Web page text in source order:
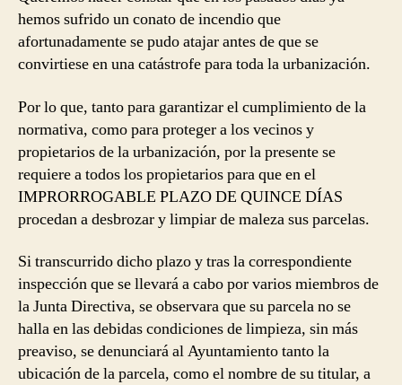
hemos sufrido un conato de incendio que
afortunadamente se pudo atajar antes de que se
convirtiese en una catástrofe para toda la urbanización.
Por lo que, tanto para garantizar el cumplimiento de la
normativa, como para proteger a los vecinos y
propietarios de la urbanización, por la presente se
requiere a todos los propietarios para que en el
IMPRORROGABLE PLAZO DE QUINCE DÍAS
procedan a desbrozar y limpiar de maleza sus parcelas.
Si transcurrido dicho plazo y tras la correspondiente
inspección que se llevará a cabo por varios miembros de
la Junta Directiva, se observara que su parcela no se
halla en las debidas condiciones de limpieza, sin más
preaviso, se denunciará al Ayuntamiento tanto la
ubicación de la parcela, como el nombre de su titular, a